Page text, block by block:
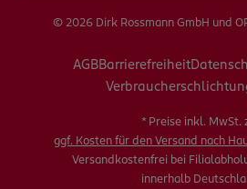
© 2026 Dirk Rossmann GmbH und
AGBBarrierefreiheit
* Preise inkl. MwSt.
ggf. Kosten für den Versand nach
Versandkostenfrei bei
innerhalb